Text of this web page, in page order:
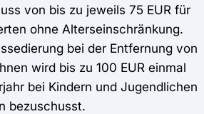
von bis zu jeweils 75 EUR für
ohne Alterseinschränkung.
bei der Entfernung von
wird bis zu 100 EUR einmal
bei Kindern und Jugendlichen
bezuschusst.